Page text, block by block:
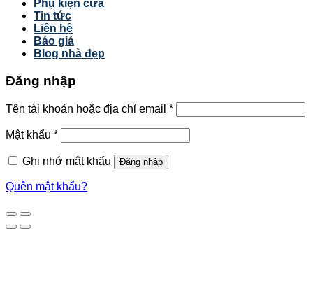
Phụ kiện cửa
Tin tức
Liên hệ
Báo giá
Blog nhà đẹp
Đăng nhập
Tên tài khoản hoặc địa chỉ email *
Mật khẩu *
Ghi nhớ mật khẩu Đăng nhập
Quên mật khẩu?